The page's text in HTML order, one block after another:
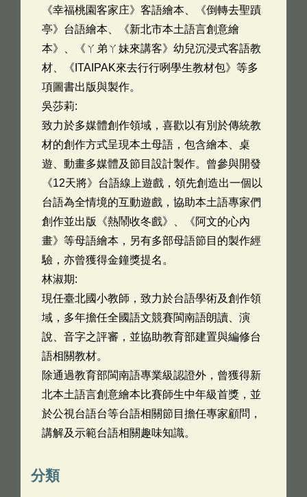
《幸福桃園客家庄》客語繪本、《倒轉去聖蹟
亭》台語繪本、《新北市本土語言創意繪
本》、《ㄚ弟ㄚ妹來講客》幼兒沉浸式客語教
材、《ITAIPAK來去行行咧學生教材包》等多
項圖書出版與製作。
吳莎莉:
致力於多媒體創作領域，喜歡以有別於傳統教
材的創作方式呈現本土母語，包含繪本、桌
遊、動畫多媒體及節目設計製作。曾參與開發
《12天將》台語線上遊戲，領先創造出一個以
台語為全情境的互動遊戲，協助本土語專家們
創作並出版《熱鬧收冬戲》、《阿文的心內
畫》等母語繪本，另有多部母語節目的製作經
驗，亦曾獲得金鐘獎提名。
林淑期:
現任臺北國小教師，致力於台語學術及創作領
域，多年擔任全國語文競賽閩南語朗讀、演
說、音字之評審，並協助教育部建置與編修台
語相關教材。
除通過教育部閩南語專業級認證外，曾獲得新
北本土語言創意繪本比賽師生中年級首獎，並
於公視台語台等台語相關節目擔任專家顧問，
講解及示範台語相關趣味知識。
分類